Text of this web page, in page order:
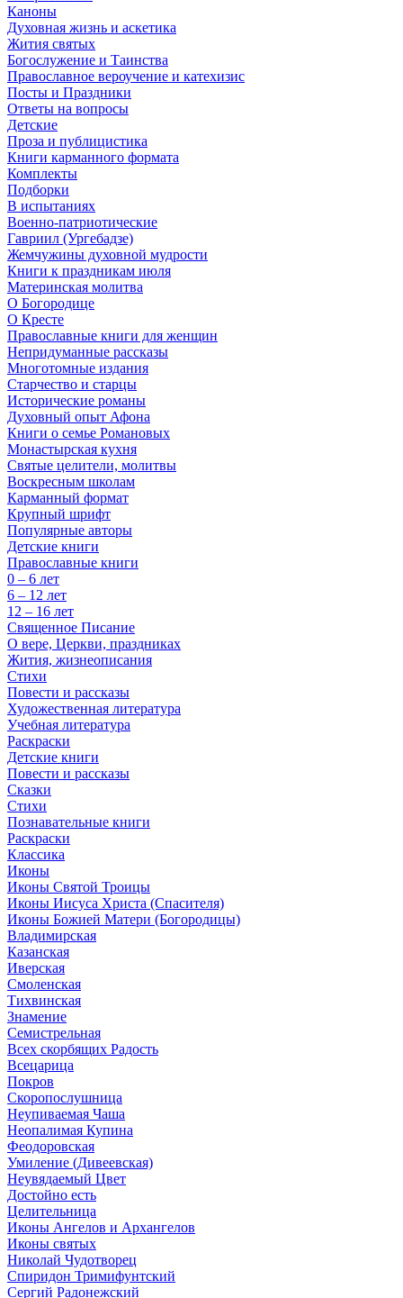
Каноны
Духовная жизнь и аскетика
Жития святых
Богослужение и Таинства
Православное вероучение и катехизис
Посты и Праздники
Ответы на вопросы
Детские
Проза и публицистика
Книги карманного формата
Комплекты
Подборки
В испытаниях
Военно-патриотические
Гавриил (Ургебадзе)
Жемчужины духовной мудрости
Книги к праздникам июля
Материнская молитва
О Богородице
О Кресте
Православные книги для женщин
Непридуманные рассказы
Многотомные издания
Старчество и старцы
Исторические романы
Духовный опыт Афона
Книги о семье Романовых
Монастырская кухня
Святые целители, молитвы
Воскресным школам
Карманный формат
Крупный шрифт
Популярные авторы
Детские книги
Православные книги
0 – 6 лет
6 – 12 лет
12 – 16 лет
Священное Писание
О вере, Церкви, праздниках
Жития, жизнеописания
Стихи
Повести и рассказы
Художественная литература
Учебная литература
Раскраски
Детские книги
Повести и рассказы
Сказки
Стихи
Познавательные книги
Раскраски
Классика
Иконы
Иконы Святой Троицы
Иконы Иисуса Христа (Спасителя)
Иконы Божией Матери (Богородицы)
Владимирская
Казанская
Иверская
Смоленская
Тихвинская
Знамение
Семистрельная
Всех скорбящих Радость
Всецарица
Покров
Скоропослушница
Неупиваемая Чаша
Неопалимая Купина
Феодоровская
Умиление (Дивеевская)
Неувядаемый Цвет
Достойно есть
Целительница
Иконы Ангелов и Архангелов
Иконы святых
Николай Чудотворец
Спиридон Тримифунтский
Сергий Радонежский